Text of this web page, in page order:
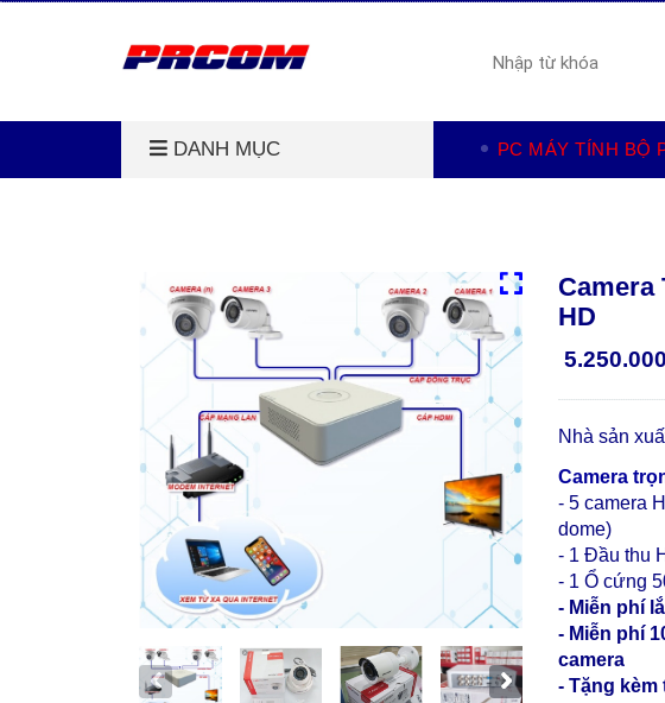
DANH MỤC PC MÁY TÍNH BỘ
Camera
HD
Nhà sản
Camera
- 5 camera
dome)
- 1 Đầu thu
- 1 Ổ cứng
- Miễn phí
- Miễn phí
camera
- Tặng kèm